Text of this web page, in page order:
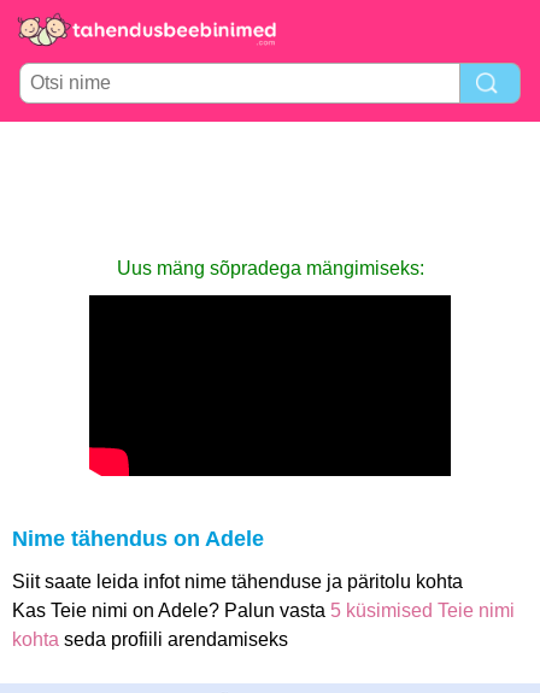
Uus mäng sõpradega mängimiseks:
Nime tähendus on Adele
Siit saate leida infot nime tähenduse ja päritolu kohta
Kas Teie nimi on Adele? Palun vasta 5 küsimised Teie nimi
kohta seda profiili arendamiseks